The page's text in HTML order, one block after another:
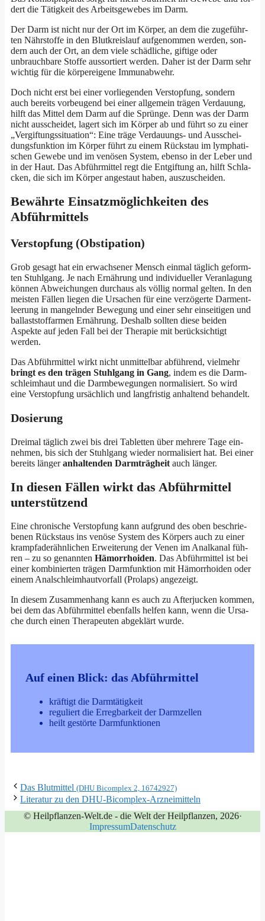
dert die Tätig­keit des Arbeits­ge­we­bes im Darm.
Der Darm ist nicht nur der Ort im Kör­per, an dem die zuge­führ­
ten Nähr­stof­fe in den Blut­kreis­lauf auf­ge­nom­men wer­den, son­
dern auch der Ort, an dem vie­le schäd­li­che, gif­ti­ge oder
unbrauch­ba­re Stof­fe aus­sor­tiert wer­den. Daher ist der Darm sehr
wich­tig für die kör­per­ei­ge­ne Immunabwehr.
Doch nicht erst bei einer vor­lie­gen­den Ver­stop­fung, son­dern
auch bereits vor­beu­gend bei einer all­ge­mein trä­gen Ver­dau­ung,
hilft das Mit­tel dem Darm auf die Sprün­ge. Denn was der Darm
nicht aus­schei­det, lagert sich im Kör­per ab und führt so zu einer
„Ver­gif­tungs­si­tua­ti­on“: Eine trä­ge Ver­dau­ungs- und Aus­schei­
dungs­funk­ti­on im Kör­per führt zu einem Rück­stau im lympha­ti­
schen Gewe­be und im venö­sen Sys­tem, eben­so in der Leber und
in der Haut. Das Abführ­mit­tel regt die Ent­gif­tung an, hilft Schla­
cken, die sich im Kör­per ange­staut haben, auszuscheiden.
Bewährte Einsatzmöglichkeiten des
Abführmittels
Verstopfung (Obstipation)
Grob gesagt hat ein erwach­se­ner Mensch ein­mal täg­lich geform­
ten Stuhl­gang. Je nach Ernäh­rung und indi­vi­du­el­ler Ver­an­la­gung
kön­nen Abwei­chun­gen durch­aus als völ­lig nor­mal gel­ten. In den
meis­ten Fäl­len lie­gen die Ursa­chen für eine ver­zö­ger­te Darm­ent­
lee­rung in man­geln­der Bewe­gung und einer sehr ein­sei­ti­gen und
bal­last­stoff­ar­men Ernäh­rung. Des­halb soll­ten die­se bei­den
Aspek­te auf jeden Fall bei der The­ra­pie mit berück­sich­tigt
werden.
Das Abführ­mit­tel wirkt nicht unmit­tel­bar abfüh­rend, viel­mehr
bringt es den trä­gen Stuhl­gang in Gang, indem es die Darm­
schleim­haut und die Darm­be­we­gun­gen nor­ma­li­siert. So wird
eine Ver­stop­fung ursäch­lich und lang­fris­tig anhal­tend behandelt.
Dosierung
Drei­mal täg­lich zwei bis drei Tablet­ten über meh­re­re Tage ein­
neh­men, bis sich der Stuhl­gang wie­der nor­ma­li­siert hat. Bei einer
bereits län­geranhal­ten­den Darm­träg­heit auch länger.
In diesen Fällen wirkt das Abführmittel
unterstützend
Eine chro­ni­sche Ver­stop­fung kann auf­grund des oben beschrie­
be­nen Rück­staus ins venö­se Sys­tem des Kör­pers auch zu einer
krampf­ader­ähn­li­chen Erwei­te­rung der Venen im Anal­ka­nal füh­
ren – zu so genann­ten Hämor­rhoi­den. Das Abführ­mit­tel ist bei
einer kom­bi­nier­ten trä­gen Darm­funk­ti­on mit Hämor­rhoi­den oder
einem Anal­schleim­haut­vor­fall (Pro­laps) angezeigt.
In die­sem Zusam­men­hang kann es auch zu After­ju­cken kom­men,
bei dem das Abführ­mit­tel eben­falls hel­fen kann, wenn die Ursa­
che durch einen The­ra­peu­ten abge­klärt wurde.
Auf einen Blick: das Abführmittel
kräf­tigt die Darmtätigkeit
regu­liert die Erreg­bar­keit der Darmzellen
heilt gestör­te Darmfunktionen
Das Blutmittel (DHU Bicomplex 2, 16742927)
Literatur zu den DHU-Bicomplex-Arzneimitteln
© Heilpflanzen-Welt.de - die Welt der Heilpflanzen, 2026·
ImpressumDatenschutz